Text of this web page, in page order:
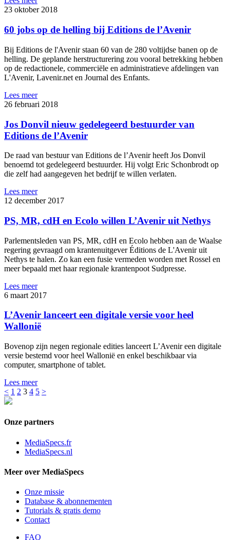
23 oktober 2018
60 jobs op de helling bij Editions de l’Avenir
Bij Editions de l'Avenir staan 60 van de 280 voltijdse banen op de
helling. De geplande herstructurering zou vooral betrekking hebben
op de redactionele, commerciële en administratieve afdelingen van
L'Avenir, Lavenir.net en Journal des Enfants.
Lees meer
26 februari 2018
Jos Donvil nieuw gedelegeerd bestuurder van
Editions de l’Avenir
De raad van bestuur van Editions de l’Avenir heeft Jos Donvil
benoemd tot gedelegeerd bestuurder. Hij volgt Eric Schonbrodt op
die zelf had aangegeven het bedrijf te willen verlaten.
Lees meer
12 december 2017
PS, MR, cdH en Ecolo willen L’Avenir uit Nethys
Parlementsleden van PS, MR, cdH en Ecolo hebben aan de Waalse
regering gevraagd om krantenuitgever Éditions de L'Avenir uit
Nethys te halen. Zo kan een fusie vermeden worden met Rossel en
meer bepaald met haar regionale krantenpoot Sudpresse.
Lees meer
6 maart 2017
L’Avenir lanceert een digitale versie voor heel
Wallonië
Bovenop zijn negen regionale edities lanceert L’Avenir een digitale
versie bestemd voor heel Wallonië en enkel beschikbaar via
computer, smartphone of tablet.
Lees meer
< 1 2 3 4 5 >
Onze partners
MediaSpecs.fr
MediaSpecs.nl
Meer over MediaSpecs
Onze missie
Database & abonnementen
Tutorials & gratis demo
Contact
FAQ